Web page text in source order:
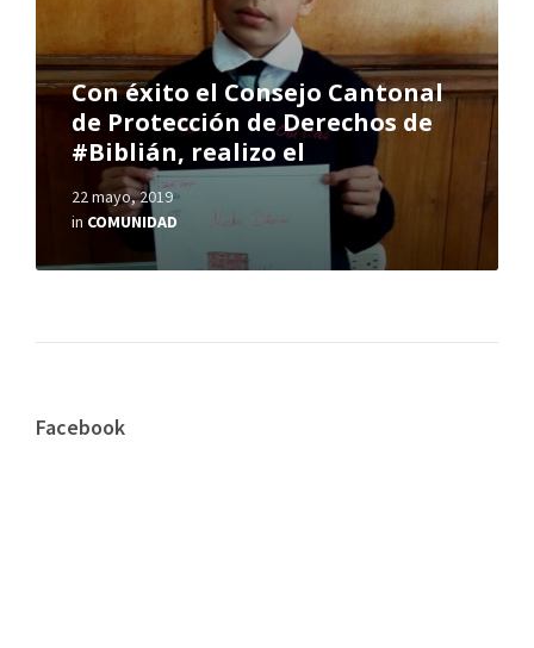
Con éxito el Consejo Cantonal
de Protección de Derechos de
#Biblián, realizo el
22 mayo, 2019
in COMUNIDAD
Facebook